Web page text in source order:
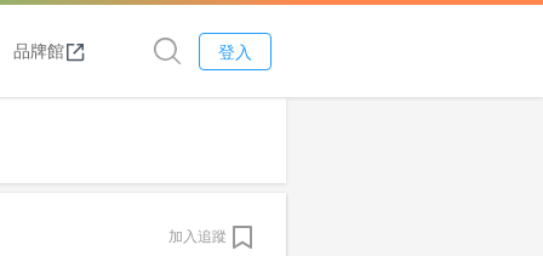
品牌館 登入
加入追蹤